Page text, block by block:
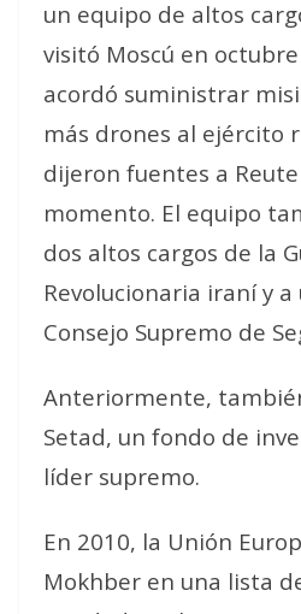
un equipo de altos
visitó Moscú en
acordó suministrar
más drones al ejército
dijeron fuentes a
momento. El equipo
dos altos cargos de la
Revolucionaria iraní y
Consejo Supremo de
Anteriormente,
Setad, un fondo de
líder supremo.
En 2010, la Unión
Mokhber en una lista